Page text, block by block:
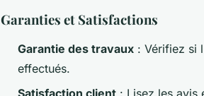
Garanties et Satisfactions
Garantie des travaux : Vérifiez si
effectués.
Satisfaction client : Lisez les avis